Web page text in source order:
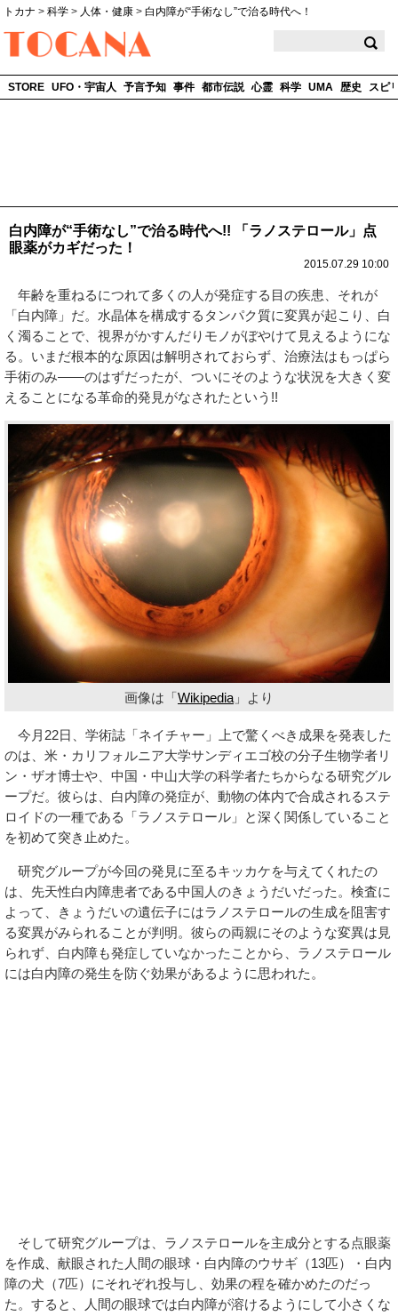
トカナ > 科学 > 人体・健康 > 白内障が“手術なし”で治る時代へ！
STORE UFO・宇宙人 予言予知 事件 都市伝説 心霊 科学 UMA 歴史 スピ
白内障が“手術なし”で治る時代へ!! 「ラノステロール」点
眼薬がカギだった！
2015.07.29 10:00
年齢を重ねるにつれて多くの人が発症する目の疾患、それが
「白内障」だ。水晶体を構成するタンパク質に変異が起こり、白
く濁ることで、視界がかすんだりモノがぼやけて見えるようにな
る。いまだ根本的な原因は解明されておらず、治療法はもっぱら
手術のみ――のはずだったが、ついにそのような状況を大きく変
えることになる革命的発見がなされたという!!
画像は「Wikipedia 」より
今月22日、学術誌「ネイチャー」上で驚くべき成果を発表した
のは、米・カリフォルニア大学サンディエゴ校の分子生物学者リ
ン・ザオ博士や、中国・中山大学の科学者たちからなる研究グル
ープだ。彼らは、白内障の発症が、動物の体内で合成されるステ
ロイドの一種である「ラノステロール」と深く関係していること
を初めて突き止めた。
研究グループが今回の発見に至るキッカケを与えてくれたの
は、先天性白内障患者である中国人のきょうだいだった。検査に
よって、きょうだいの遺伝子にはラノステロールの生成を阻害す
る変異がみられることが判明。彼らの両親にそのような変異は見
られず、白内障も発症していなかったことから、ラノステロール
には白内障の発生を防ぐ効果があるように思われた。
そして研究グループは、ラノステロールを主成分とする点眼薬
を作成、献眼された人間の眼球・白内障のウサギ（13匹）・白内
障の犬（7匹）にそれぞれ投与し、効果の程を確かめたのだっ
た。すると、人間の眼球では白内障が溶けるようにして小さくな